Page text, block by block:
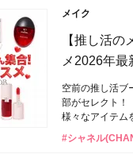
メイク
【推し活
メ2026年最
空前の推し活ブ
部がセレクト！
様々なアイテム
#シャネル